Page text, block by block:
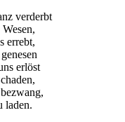
verderbt
errebt,
erlöst
laden.